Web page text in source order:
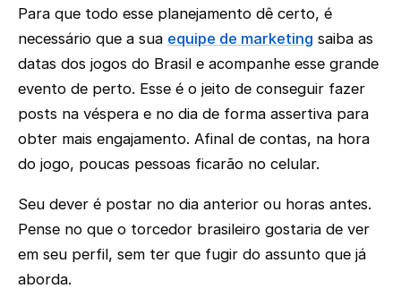
Para que todo esse planejamento dê certo, é
necessário que a sua equipe de marketing saiba as
datas dos jogos do Brasil e acompanhe esse grande
evento de perto. Esse é o jeito de conseguir fazer
posts na véspera e no dia de forma assertiva para
obter mais engajamento. Afinal de contas, na hora
do jogo, poucas pessoas ficarão no celular.
Seu dever é postar no dia anterior ou horas antes.
Pense no que o torcedor brasileiro gostaria de ver
em seu perfil, sem ter que fugir do assunto que já
aborda.